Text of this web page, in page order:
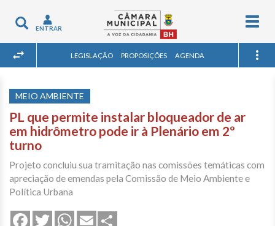
Toggle
navigation
ENTRAR
LEGISLAÇÃO PROPOSIÇÕES AGENDA
MEIO AMBIENTE
PL que permite instalar bloqueador de ar
em hidrômetro pode ir à Plenário em 2º
turno
Projeto concluiu sua tramitação nas comissões temáticas com
apreciação de emendas pela Comissão de Meio Ambiente e
Política Urbana
FacebookTwitterWhatsApp
Email